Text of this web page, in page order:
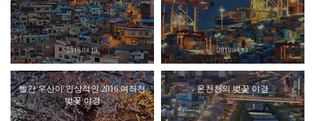
2016.04.19 2016.04.13
빨간 우산이 인상적인 2016 여좌천
벚꽃 야경
온천천의 벚꽃 야경